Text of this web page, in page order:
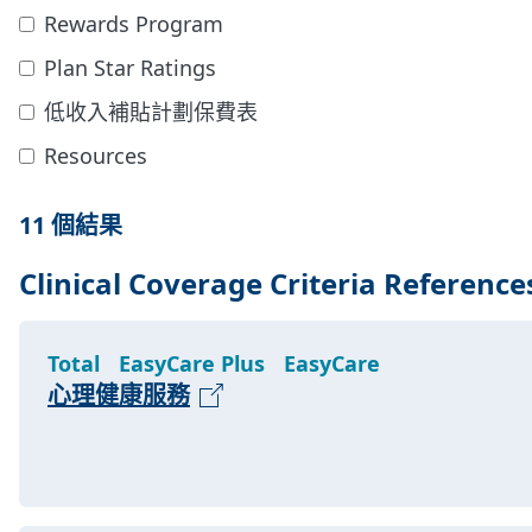
Rewards Program
Plan Star Ratings
低收入補貼計劃保費表
Resources
11 個結果
Clinical Coverage Criteria
Total EasyCare Plus EasyCare
心理健康服務